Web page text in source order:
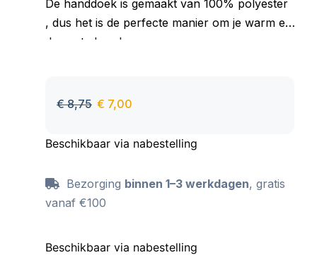
De handdoek is gemaakt van 100% polyester
, dus het is de perfecte manier om je warm en
droog te houden.
wasbeurten.
€8,75 € 7,00
Beschikbaar via nabestelling
Bezorging binnen 1–3 werkdagen, gratis
vanaf €100
Beschikbaar via nabestelling